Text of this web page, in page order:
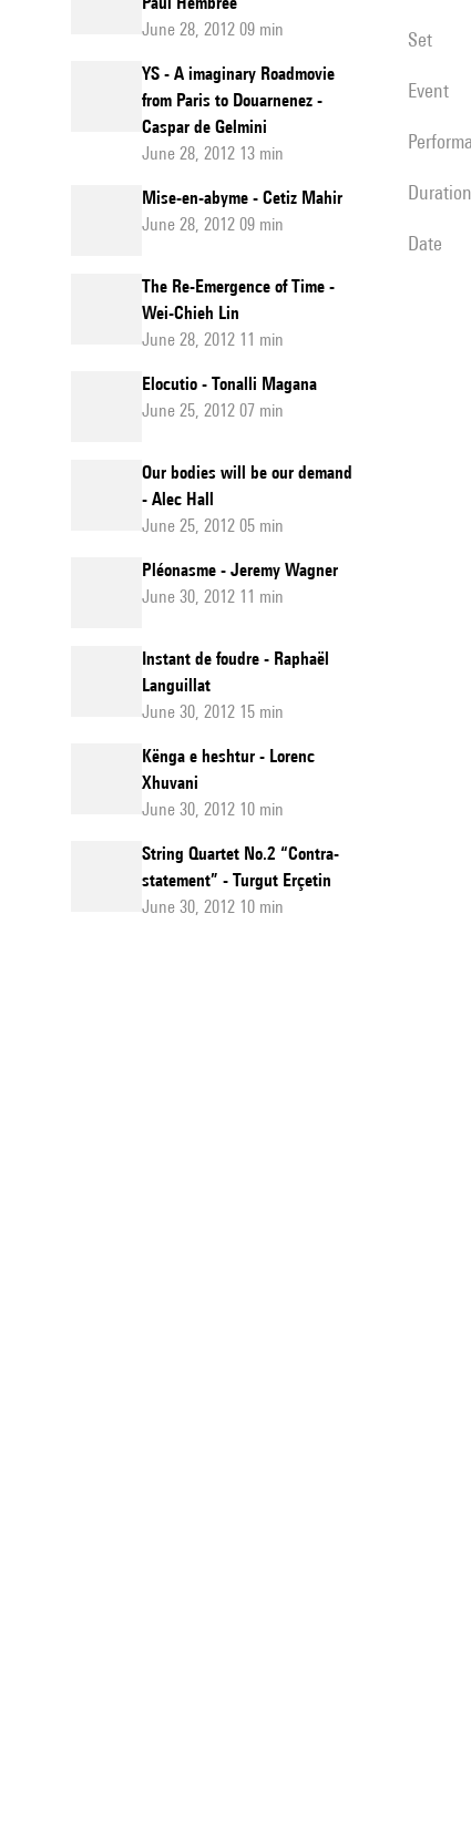
June 28, 2012 09 min
YS - A imaginary Roadmovie
from Paris to Douarnenez -
Caspar de Gelmini
June 28, 2012 13 min
Mise-en-abyme - Cetiz Mahir
June 28, 2012 09 min
The Re-Emergence of Time -
Wei-Chieh Lin
June 28, 2012 11 min
Elocutio - Tonalli Magana
June 25, 2012 07 min
Our bodies will be our demand
- Alec Hall
June 25, 2012 05 min
Pléonasme - Jeremy Wagner
June 30, 2012 11 min
Instant de foudre - Raphaël
Languillat
June 30, 2012 15 min
Kënga e heshtur - Lorenc
Xhuvani
June 30, 2012 10 min
String Quartet No.2 “Contra-
statement” - Turgut Erçetin
June 30, 2012 10 min
set
event
duration
date